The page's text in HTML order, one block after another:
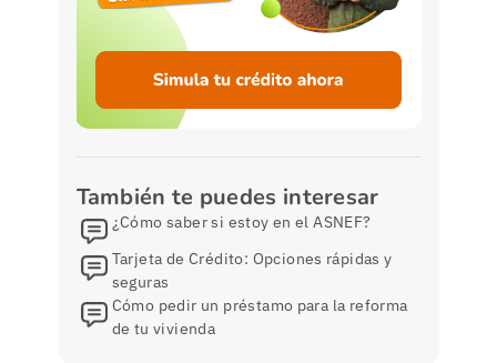
También te puedes interesar
¿Cómo saber si estoy en el ASNEF?
Tarjeta de Crédito: Opciones rápidas y
seguras
Cómo pedir un préstamo para la reforma
de tu vivienda